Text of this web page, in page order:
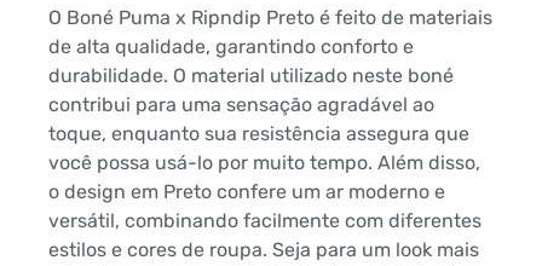
O Boné Puma x Ripndip Preto é feito de materiais
de alta qualidade, garantindo conforto e
durabilidade. O material utilizado neste boné
contribui para uma sensação agradável ao
toque, enquanto sua resistência assegura que
você possa usá-lo por muito tempo. Além disso,
o design em Preto confere um ar moderno e
versátil, combinando facilmente com diferentes
estilos e cores de roupa. Seja para um look mais